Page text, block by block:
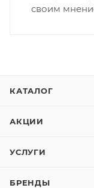
своим
КАТАЛОГ
АКЦИИ
УСЛУГИ
БРЕНДЫ